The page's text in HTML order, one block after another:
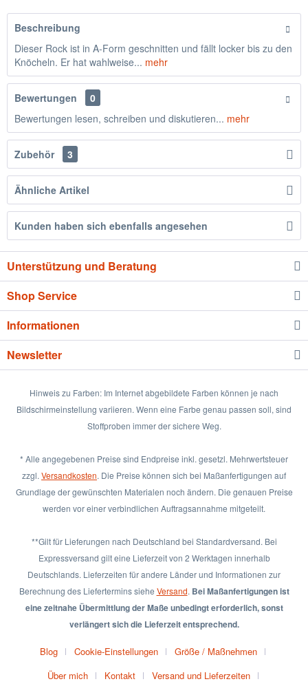
Beschreibung
Dieser Rock ist in A-Form geschnitten und fällt locker bis zu den
Knöcheln. Er hat wahlweise... mehr
Bewertungen
0
Bewertungen lesen, schreiben und diskutieren... mehr
Zubehör 3
Ähnliche Artikel
Kunden haben sich ebenfalls angesehen
Unterstützung und Beratung
Shop Service
Informationen
Newsletter
Hinweis zu Farben: Im Internet abgebildete Farben können je nach
Bildschirmeinstellung variieren. Wenn eine Farbe genau passen soll, sind
Stoffproben immer der sichere Weg.
* Alle angegebenen Preise sind Endpreise inkl. gesetzl. Mehrwertsteuer
zzgl. Versandkosten. Die Preise können sich bei Maßanfertigungen auf
Grundlage der gewünschten Materialen noch ändern. Die genauen Preise
werden vor einer verbindlichen Auftragsannahme mitgeteilt.
**Gilt für Lieferungen nach Deutschland bei Standardversand. Bei
Expressversand gilt eine Lieferzeit von 2 Werktagen innerhalb
Deutschlands. Lieferzeiten für andere Länder und Informationen zur
Berechnung des Liefertermins siehe Versand. Bei Maßanfertigungen ist
eine zeitnahe Übermittlung der Maße unbedingt erforderlich, sonst
verlängert sich die Lieferzeit entsprechend.
Blog Cookie-Einstellungen
Größe / Maßnehmen
Über mich
Kontakt Versand und Lieferzeiten